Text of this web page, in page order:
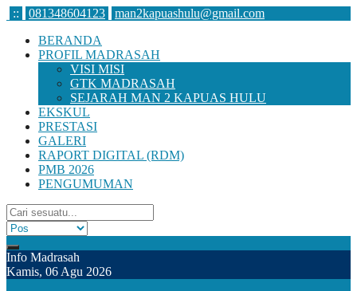
:: 081348604123
man2kapuashulu@gmail.com
BERANDA
PROFIL MADRASAH
VISI MISI
GTK MADRASAH
SEJARAH MAN 2 KAPUAS HULU
EKSKUL
PRESTASI
GALERI
RAPORT DIGITAL (RDM)
PMB 2026
PENGUMUMAN
Info Madrasah
Kamis, 06 Agu 2026